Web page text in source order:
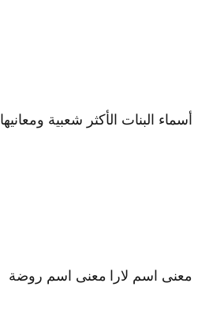
أسماء البنات الأكثر شعبية ومعانيها
معنى اسم لارا معنى اسم روضة